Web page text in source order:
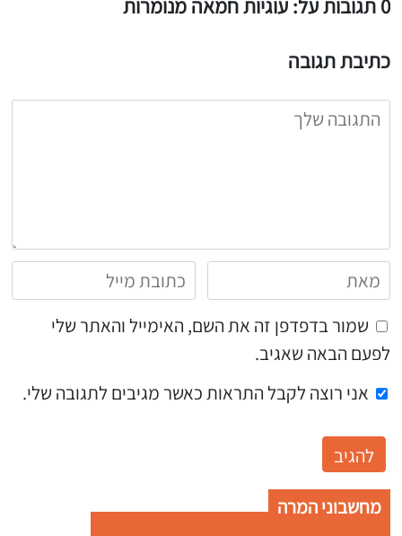
0 תגובות על: עוגיות חמאה מנומרות
כתיבת תגובה
שמור בדפדפן זה את השם, האימייל והאתר שלי
לפעם הבאה שאגיב.
אני רוצה לקבל התראות כאשר מגיבים לתגובה שלי.
מחשבוני המרה